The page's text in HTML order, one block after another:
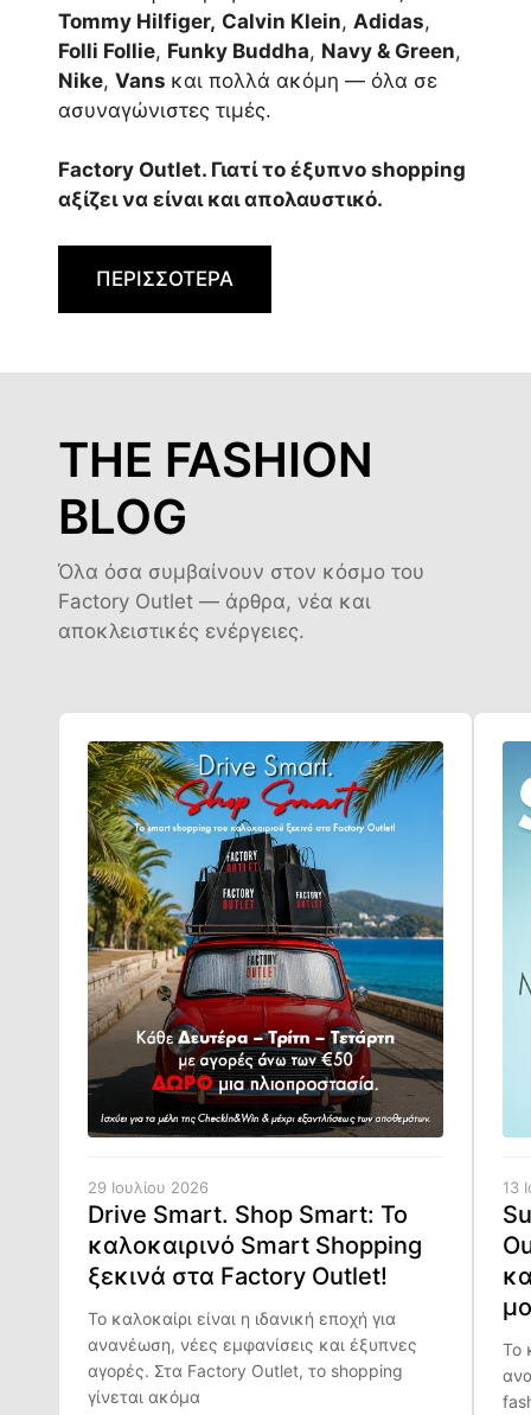
Tommy Hilfiger, Calvin Klein, Adidas,
Folli Follie, Funky Buddha, Navy & Green,
Nike, Vans και πολλά ακόμη — όλα σε
ασυναγώνιστες τιμές.
Factory Outlet. Γιατί το έξυπνο shopping
αξίζει να είναι και απολαυστικό.
ΠΕΡΙΣΣΟΤΕΡΑ
THE FASHION
BLOG
Όλα όσα συμβαίνουν στον κόσμο του
Factory Outlet — άρθρα, νέα και
αποκλειστικές ενέργειες.
29 Ιουλίου 2026
Drive Smart. Shop Smart: Το
καλοκαιρινό Smart Shopping
ξεκινά στα Factory Outlet!
Το καλοκαίρι είναι η ιδανική εποχή για
ανανέωση, νέες εμφανίσεις και έξυπνες
αγορές. Στα Factory Outlet, το shopping
γίνεται ακόμα
13
Το